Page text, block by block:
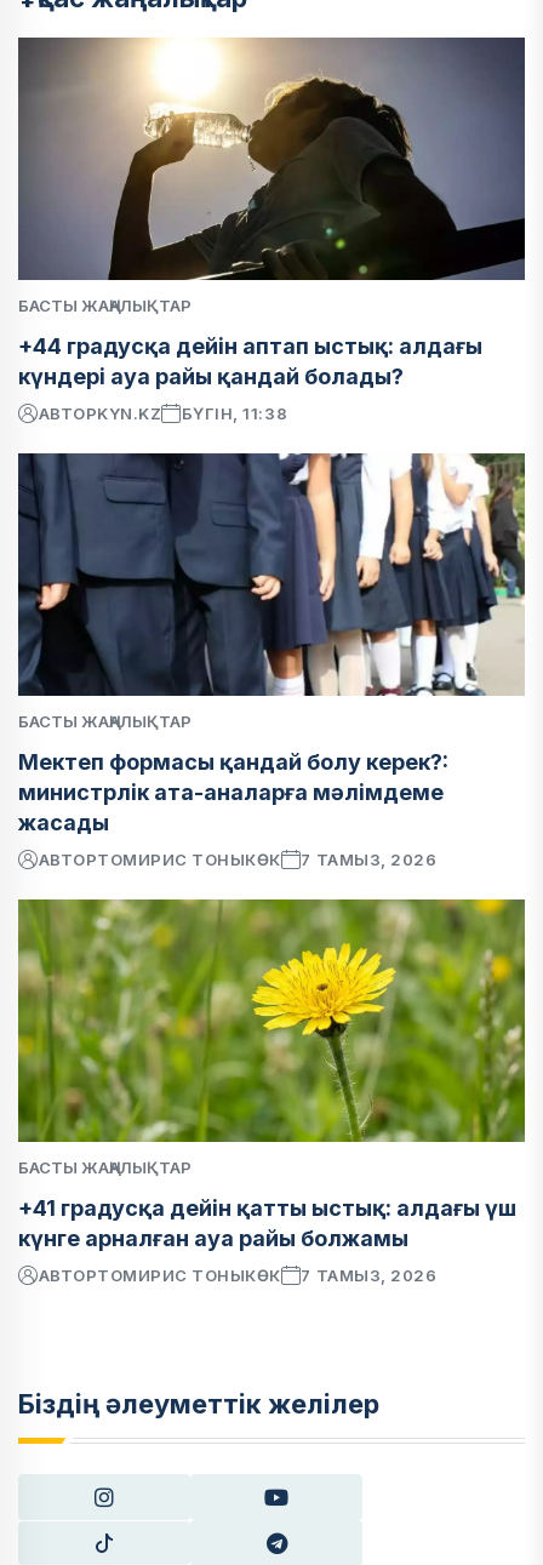
БАСТЫ ЖАҢАЛЫҚТАР
+44 градусқа дейін аптап ыстық: алдағы
күндері ауа райы қандай болады?
АВТОРKYN.KZ БҮГІН, 11:38
БАСТЫ ЖАҢАЛЫҚТАР
Мектеп формасы қандай болу керек?:
министрлік ата-аналарға мәлімдеме
жасады
АВТОРТОМИРИС ТОНЫКӨК 7 ТАМЫЗ, 2026
БАСТЫ ЖАҢАЛЫҚТАР
+41 градусқа дейін қатты ыстық: алдағы үш
күнге арналған ауа райы болжамы
АВТОРТОМИРИС ТОНЫКӨК 7 ТАМЫЗ, 2026
Біздің әлеуметтік желілер